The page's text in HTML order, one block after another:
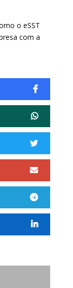
o eSST
com a
